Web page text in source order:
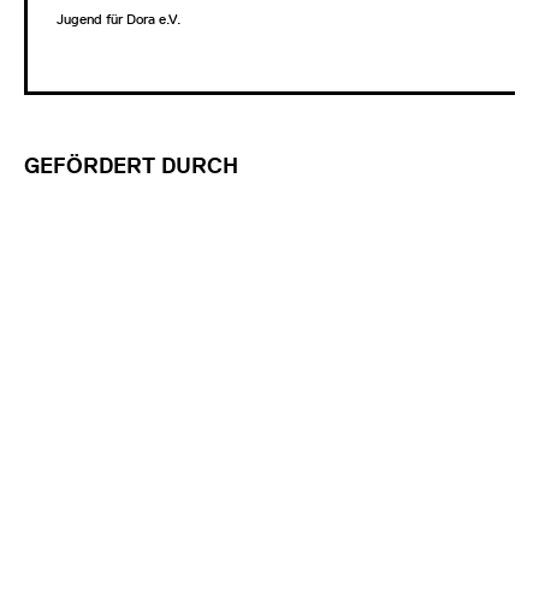
Jugend für Dora e.V.
GEFÖRDERT DURCH